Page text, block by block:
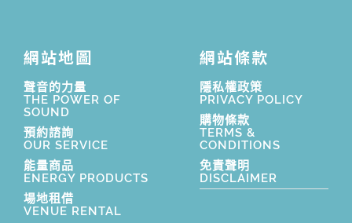
網站地圖
聲音的力量
THE POWER OF
SOUND
預約諮詢
OUR SERVICE
能量商品
ENERGY PRODUCTS
場地租借
VENUE RENTAL
網站條款
隱私權政策
PRIVACY POLICY
購物條款
TERMS &
CONDITIONS
免責聲明
DISCLAIMER